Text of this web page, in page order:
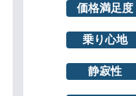
価格満足度
乗り心地
静寂性